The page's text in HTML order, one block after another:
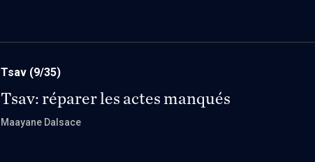
Tsav (9/35)
Tsav: réparer les actes manqués
Maayane Dalsace